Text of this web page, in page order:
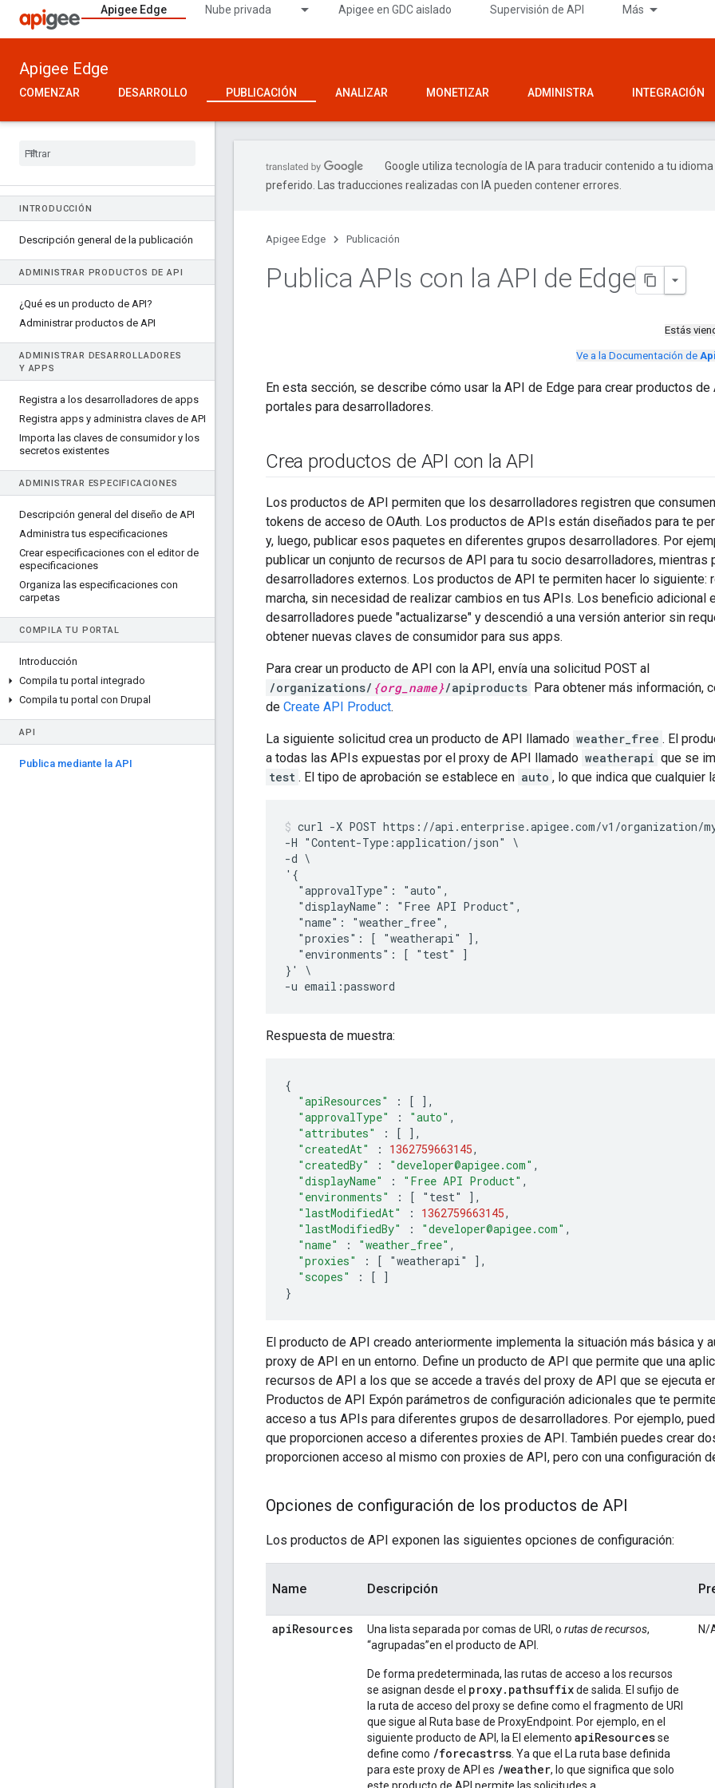
Apigee Edge Nube privada Apigee en GDC aislado Supervisión de API Más
Apigee Edge
COMENZAR DESARROLLO PUBLICACIÓN ANALIZAR MONETIZAR ADMINISTRA INTEGRACIÓN
INTRODUCCIÓN
Descripción general de la publicación
ADMINISTRAR PRODUCTOS DE API
¿Qué es un producto de API?
Administrar productos de API
ADMINISTRAR DESARROLLADORES
Y APPS
Registra a los desarrolladores de apps
Registra apps y administra claves de API
Importa las claves de consumidor y los
secretos existentes
ADMINISTRAR ESPECIFICACIONES
Descripción general del diseño de API
Administra tus especificaciones
Crear especificaciones con el editor de
especificaciones
Organiza las especificaciones con
carpetas
COMPILA TU PORTAL
Introducción
Compila tu portal integrado
Compila tu portal con Drupal
API
Publica mediante la API
Google utiliza tecnología de IA para traducir contenido a tu idioma
preferido. Las traducciones realizadas con IA pueden contener errores.
Apigee Edge Publicación
Publica APIs con la API de Edge
Estás
Ve a la Documentación de
En esta sección, se describe cómo usar la API de Edge para crear productos
portales para desarrolladores.
Crea productos de API con la API
Los productos de API permiten que los desarrolladores registren que
tokens de acceso de OAuth. Los productos de APIs están diseñados para te
y, luego, publicar esos paquetes en diferentes grupos desarrolladores. Por
publicar un conjunto de recursos de API para tu socio desarrolladores, mientras
desarrolladores externos. Los productos de API te permiten hacer lo siguiente:
marcha, sin necesidad de realizar cambios en tus APIs. Los beneficio adicional
desarrolladores puede "actualizarse" y descendió a una versión anterior sin
obtener nuevas claves de consumidor para sus apps.
Para crear un producto de API con la API, envía una solicitud POST al
/organizations/ {org_name}/apiproducts Para obtener más información,
de Create API Product.
La siguiente solicitud crea un producto de API llamado weather_free . El
a todas las APIs expuestas por el proxy de API llamado weatherapi que se
test . El tipo de aprobación se establece en auto , lo que indica que cualquier
curl -X POST https://api.enterprise.apigee.com/v1/organization/
-H "Content-Type:application/json" \
-d \
'{
  "approvalType": "auto",
  "displayName": "Free API Product",
  "name": "weather_free",
  "proxies": [ "weatherapi" ],
  "environments": [ "test" ]
}' \
Respuesta de muestra:
{
"apiResources"
: [ ] ,
"approvalType"
: "auto" ,
"attributes"
: [ ] ,
"createdAt"
: 1362759663145,
"createdBy"
: "developer@apigee.com" ,
"displayName"
: "Free API Product" ,
"environments"
: [ "test" ] ,
"lastModifiedAt"
: 1362759663145,
"lastModifiedBy"
: "developer@apigee.com" ,
"name"
: "weather_free" ,
"proxies"
: [ "weatherapi" ] ,
"scopes"
: [
]
}
El producto de API creado anteriormente implementa la situación más básica y
proxy de API en un entorno. Define un producto de API que permite que una
recursos de API a los que se accede a través del proxy de API que se ejecuta
Productos de API Expón parámetros de configuración adicionales que te
acceso a tus APIs para diferentes grupos de desarrolladores. Por ejemplo,
que proporcionen acceso a diferentes proxies de API. También puedes crear
proporcionen acceso al mismo con proxies de API, pero con una configuración
Opciones de configuración de los productos de API
Los productos de API exponen las siguientes opciones de configuración:
Name Descripción
apiResources Una lista separada por comas de URI, o rutas de recursos,
“agrupadas”en el producto de API.
De forma predeterminada, las rutas de acceso a los recursos
se asignan desde el proxy.pathsuffixde salida. El sufijo de
la ruta de acceso del proxy se define como el fragmento de URI
que sigue al Ruta base de ProxyEndpoint. Por ejemplo, en el
siguiente producto de API, la El elemento apiResourcesse
define como /forecastrss . Ya que el La ruta base definida
para este proxy de API es /weather, lo que significa que solo
N/